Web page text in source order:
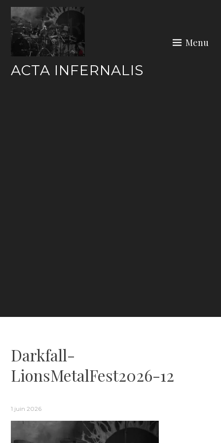
Skip
content
ACTA INFERNALIS
Menu
Darkfall-
LionsMetalFest2026-12
1 juin 2026